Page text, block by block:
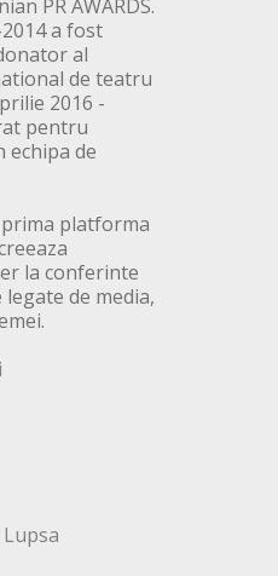
PR AWARDS.
a fost
al
de teatru
2016 -
pentru
echipa de
platforma
la conferinte
de media,